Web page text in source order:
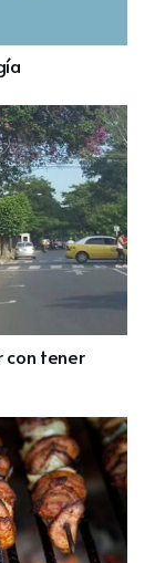
con tener